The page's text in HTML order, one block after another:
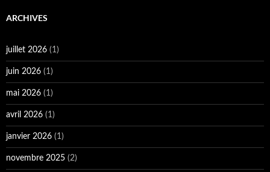
ARCHIVES
juillet 2026 (1)
juin 2026 (1)
mai 2026 (1)
avril 2026 (1)
janvier 2026 (1)
novembre 2025 (2)